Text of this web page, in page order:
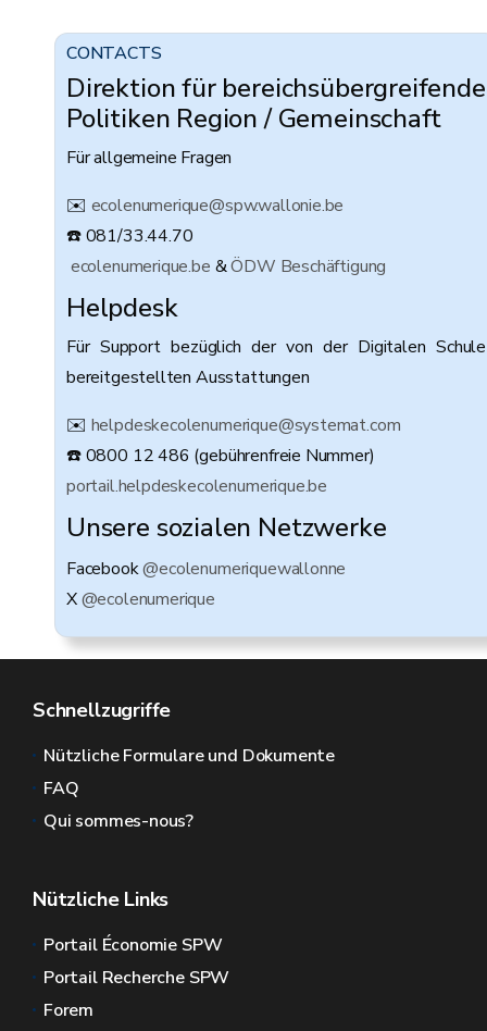
CONTACTS
Direktion für bereichsübergreifende
Politiken Region / Gemeinschaft
Für allgemeine Fragen
✉️ ecolenumerique@spw.wallonie.be
☎️ 081/33.44.70
ecolenumerique.be &ÖDW Beschäftigung
Helpdesk
Für Support bezüglich der von der Digitalen Schule
bereitgestellten Ausstattungen
✉️ helpdeskecolenumerique@systemat.com
☎️ 0800 12 486 (gebührenfreie Nummer)
portail.helpdeskecolenumerique.be
Unsere sozialen Netzwerke
Facebook@ecolenumeriquewallonne
X@ecolenumerique
Schnellzugriffe
Nützliche Formulare und Dokumente
FAQ
Qui sommes-nous?
Nützliche Links
Portail Économie SPW
Portail Recherche SPW
Forem